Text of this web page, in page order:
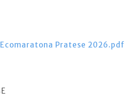
Pratese 2026.pdf